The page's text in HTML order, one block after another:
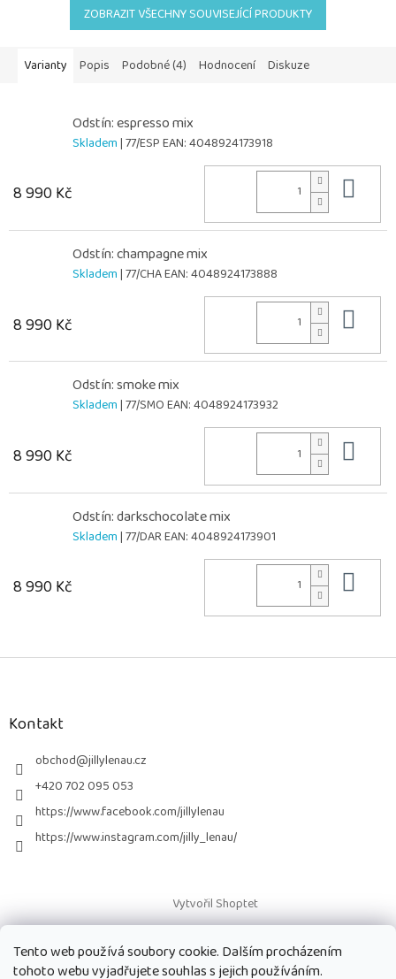
Tento web používá soubory cookie. Dalším procházením
tohoto webu vyjadřujete souhlas s jejich používáním.
ZOBRAZIT VŠECHNY SOUVISEJÍCÍ PRODUKTY
Varianty Popis Podobné (4) Hodnocení Diskuze
Odstín: espresso mix
Skladem| 77/ESPEAN:4048924173918
8 990 Kč
Odstín: champagne mix
Skladem| 77/CHAEAN:4048924173888
8 990 Kč
Odstín: smoke mix
Skladem| 77/SMOEAN:4048924173932
8 990 Kč
Odstín: darkschocolate mix
Skladem| 77/DAREAN:4048924173901
8 990 Kč
Z
Kontakt
obchod@jillylenau.cz
+420 702 095 053
https://www.facebook.com/jillylenau
https://www.instagram.com/jilly_lenau/
Vytvořil Shoptet
Copyright 2026Paruky Jilly Lenau s.r.o.. Všechna práva vyhrazena.